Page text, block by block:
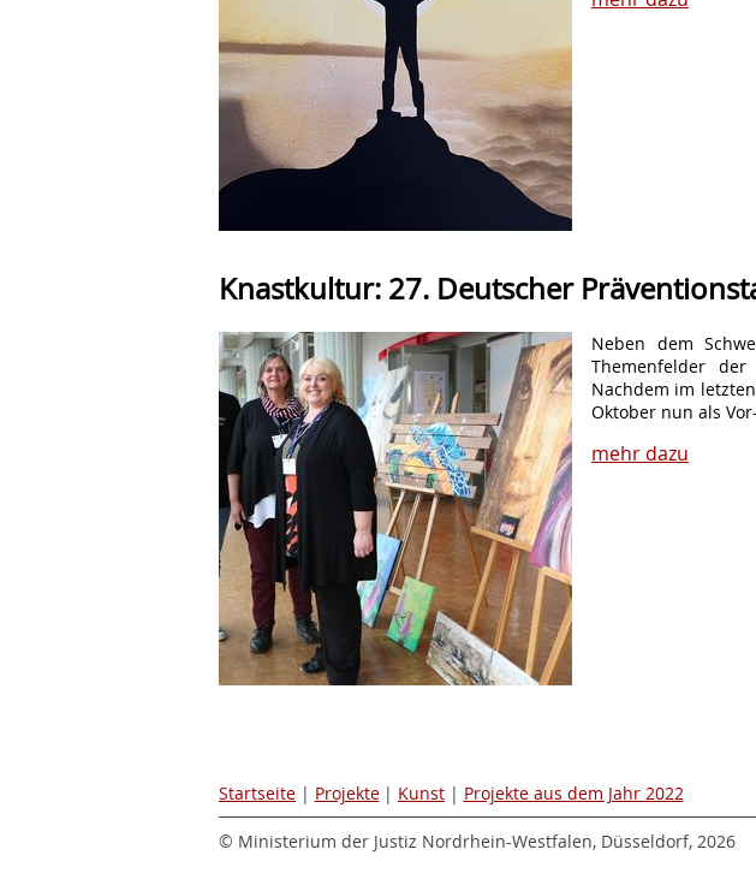
Knastkultur: 27. Deutscher
Neben dem
Themenfelder
Nachdem im
Oktober nun als
mehr dazu
Startseite | Projekte | Kunst | Projekte aus dem Jahr 2022
© Ministerium der Justiz Nordrhein-Westfalen, Düsseldorf, 2026